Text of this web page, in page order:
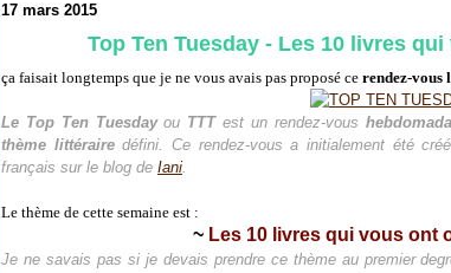
17 mars 2015
Top Ten Tuesday - Les 10 livres
ça faisait longtemps que je ne vous avais pas proposé ce rendez-
Le Top Ten Tuesdayou TTTest un rendez-vous
thème littérairedéfini. Ce rendez-vous a initialement été
français sur le blog de Iani.
Le thème de cette semaine est :
~ Les 10 livres qui vous ont
Je ne savais pas si je devais prendre ce thème au premier